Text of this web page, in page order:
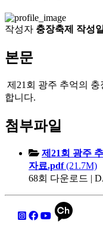
작성자 충장축제 작성일
본문
제21회 광주 추억의
합니다.
첨부파일
제21회 광주
자료.pdf(21.7M)
68회 다운로드 |